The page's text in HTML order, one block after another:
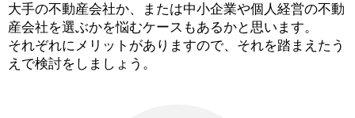
大手の不動産会社か、または中小企業や個人経営の不動
産会社を選ぶかを悩むケースもあるかと思います。
それぞれにメリットがありますので、それを踏まえたう
えで検討をしましょう。